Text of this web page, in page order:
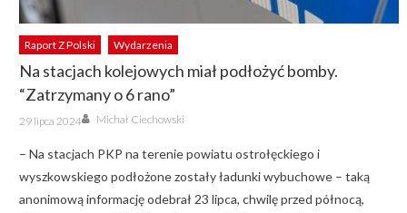
Raport Z Polski Wydarzenia
Na stacjach kolejowych miał podłożyć bomby.
“Zatrzymany o 6 rano”
Posted
on
29 lipca 2024 Author
Michał Ciechowski
– Na stacjach PKP na terenie powiatu ostrołęckiego i
wyszkowskiego podłożone zostały ładunki wybuchowe – taką
anonimową informację odebrał 23 lipca, chwilę przed północą,